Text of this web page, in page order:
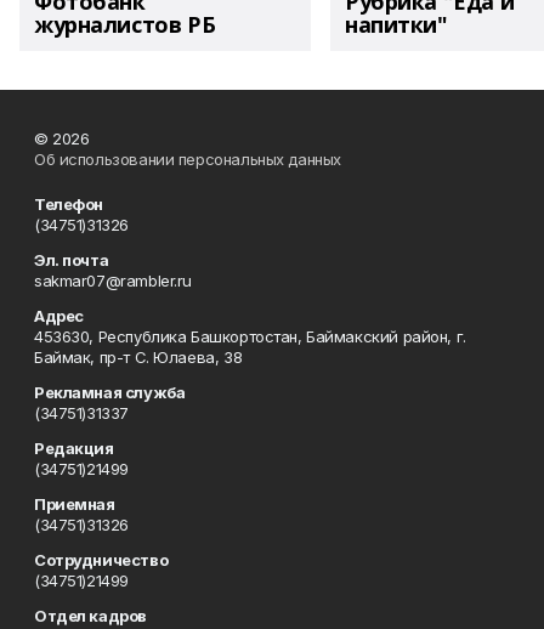
журналистов РБ напитки"
© 2026
Об использовании персональных данных
Телефон
(34751)31326
Эл. почта
sakmar07@rambler.ru
Адрес
453630, Республика Башкортостан, Баймакский район, г.
Баймак, пр-т С. Юлаева, 38
Рекламная служба
(34751)31337
Редакция
(34751)21499
Приемная
(34751)31326
Сотрудничество
(34751)21499
Отдел кадров